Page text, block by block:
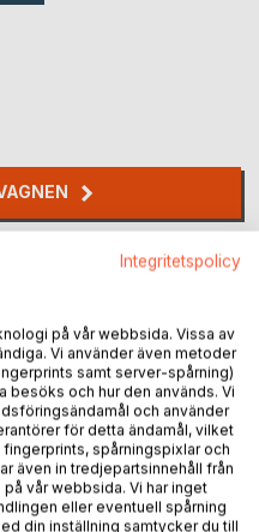
Integritetspolicy
på vår webbsida. Vissa av
Vi använder även metoder
samt server-spårning)
besöks och hur den används. Vi
och använder
för detta ändamål, vilket
spårningspixlar och
även in tredjepartsinnehåll från
vår webbsida. Vi har inget
eller eventuell spårning
din inställning samtycker du till